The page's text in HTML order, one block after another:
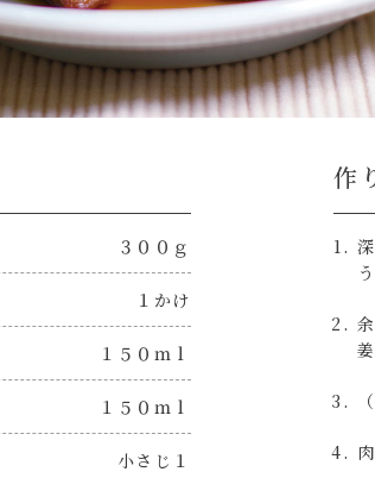
３００ｇ
１かけ
１５０ｍｌ
１５０ｍｌ
小さじ１
作